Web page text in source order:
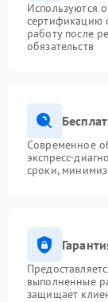
Используются
сертификацию
работу после
обязательств
Современное
экспресс-
сроки,
выполненные
защищает